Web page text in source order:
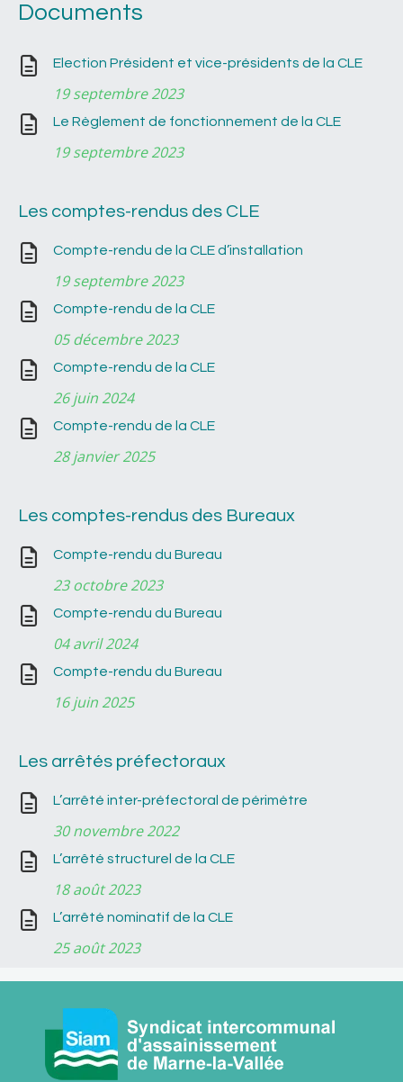
Documents
Election Président et vice-présidents de la CLE
19 septembre 2023
Le Règlement de fonctionnement de la CLE
19 septembre 2023
Les comptes-rendus des CLE
Compte-rendu de la CLE d’installation
19 septembre 2023
Compte-rendu de la CLE
05 décembre 2023
Compte-rendu de la CLE
26 juin 2024
Compte-rendu de la CLE
28 janvier 2025
Les comptes-rendus des Bureaux
Compte-rendu du Bureau
23 octobre 2023
Compte-rendu du Bureau
04 avril 2024
Compte-rendu du Bureau
16 juin 2025
Les arrêtés préfectoraux
L’arrêté inter-préfectoral de périmètre
30 novembre 2022
L’arrêté structurel de la CLE
18 août 2023
L’arrêté nominatif de la CLE
25 août 2023